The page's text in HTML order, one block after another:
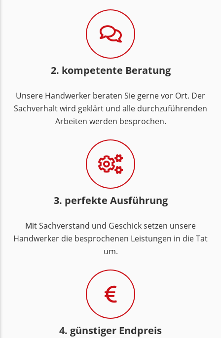
2. kompetente Beratung
Unsere Handwerker beraten Sie gerne vor Ort. Der
Sachverhalt wird geklärt und alle durchzuführenden
Arbeiten werden besprochen.
3. perfekte Ausführung
Mit Sachverstand und Geschick setzen unsere
Handwerker die besprochenen Leistungen in die Tat
um.
4. günstiger Endpreis